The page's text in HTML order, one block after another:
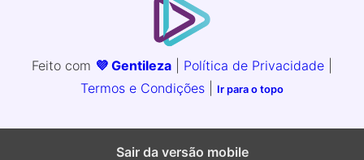
Feito com 💜 Gentileza Política de Privacidade
Termos e Condições
Ir para o topo
Sair da versão mobile